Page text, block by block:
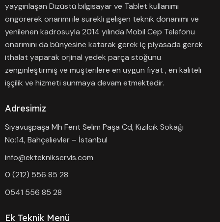
yaygınlaşan Dizüstü bilgisayar ve Tablet kullanımı
öngörerek onarımı ile sürekli gelişen teknik donanımı ve
yenilenen kadrosuyla 2014 yılında Mobil Cep Telefonu
onarımını da bünyesine katarak gerek iç piyasada gerek
ithalat yaparak orjinal yedek parça stoğunu
zenginleştirmiş ve müşterilere en uygun fiyat , en kaliteli
işçilik ve hizmeti sunmaya devam etmektedir.
Adresimiz
Siyavuşpaşa Mh Ferit Selim Paşa Cd, Kızılcık Sokağı
No:14, Bahçelievler – İstanbul
info@ekteknikservis.com
0 (212) 556 85 28
0541 556 85 28
Ek Teknik Menü